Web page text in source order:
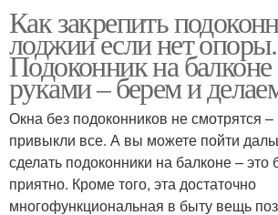
Как закрепить
лоджии если нет опоры.
Подоконник на
руками – берем и
Окна без подоконников не смотрятся
привыкли все. А вы можете пойти
сделать подоконники на балконе – это
приятно. Кроме того, эта достаточно
многофункциональная в быту вещь